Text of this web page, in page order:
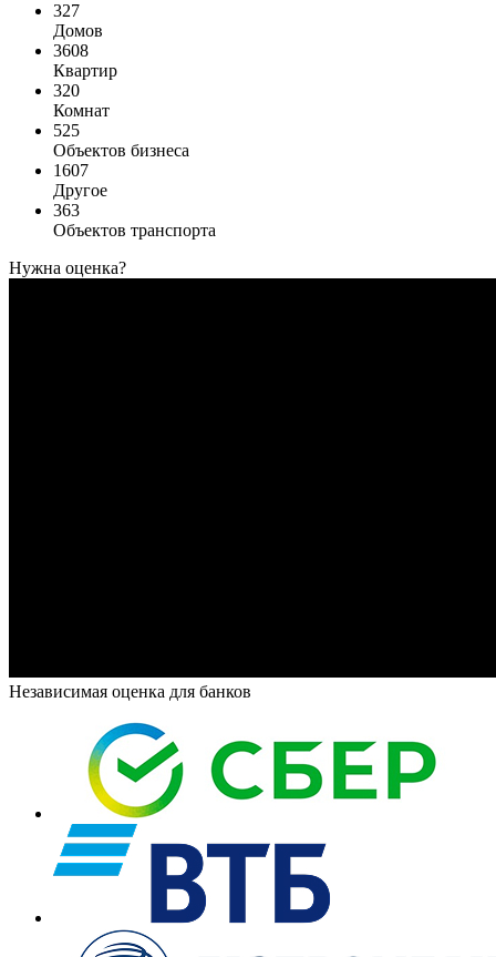
327
Домов
3608
Квартир
320
Комнат
525
Объектов бизнеса
1607
Другое
363
Объектов транспорта
Нужна оценка?
Независимая оценка для банков